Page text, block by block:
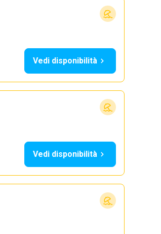
Vedi disponibilità
Vedi disponibilità